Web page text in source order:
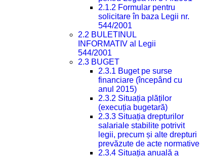
2.1.2 Formular pentru
solicitare în baza Legii nr.
544/2001
2.2 BULETINUL
INFORMATIV al Legii
544/2001
2.3 BUGET
2.3.1 Buget pe surse
financiare (începând cu
anul 2015)
2.3.2 Situația plăților
(execuția bugetară)
2.3.3 Situația drepturilor
salariale stabilite potrivit
legii, precum și alte drepturi
prevăzute de acte normative
2.3.4 Situația anuală a